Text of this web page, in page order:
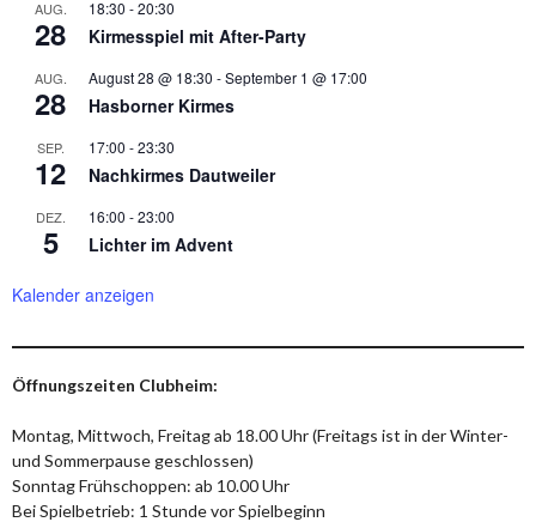
AUG.
28
18:30 -20:30
Kirmesspiel mit After-Party
AUG.
28
August 28 @ 18:30 -September 1 @ 17:00
Hasborner Kirmes
SEP.
12
17:00 -23:30
Nachkirmes Dautweiler
DEZ.
5
16:00 -23:00
Lichter im Advent
Kalender anzeigen
Öffnungszeiten Clubheim:
Montag, Mittwoch, Freitag ab 18.00 Uhr (Freitags ist in der Winter-
und Sommerpause geschlossen)
Sonntag Frühschoppen: ab 10.00 Uhr
Bei Spielbetrieb: 1 Stunde vor Spielbeginn